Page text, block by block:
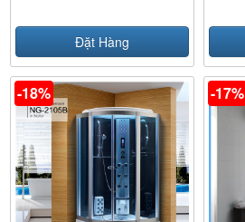
Đặt Hàng
-18% -17%